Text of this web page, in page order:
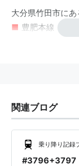
大分県竹田市に
■ 豊肥本線 （ 阿
○リスト：
関連ブログ
乗り降り記録
#3796+3797